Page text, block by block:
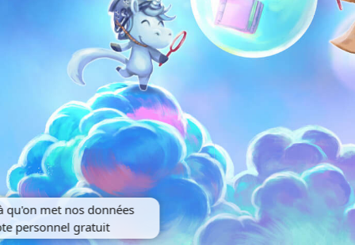
qu'on met nos données
personnel gratuit